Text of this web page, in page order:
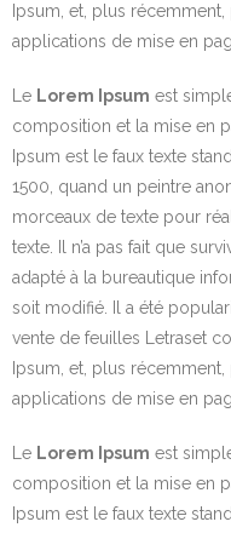
- Ecriture
- Peinture
- Plongée – baptême
- Scrapbooking
Devenir adhérent
Partenaires
Contact
Ipsum, et, plus
applications de mise en
Le Lorem Ipsum est
composition et la mise en
Ipsum est le faux texte
1500, quand un peintre
morceaux de texte pour
texte. Il n’a pas fait que
adapté à la bureautique
soit modifié. Il a été
vente de feuilles Letraset
Ipsum, et, plus
applications de mise en
Le Lorem Ipsum est
composition et la mise en
Ipsum est le faux texte